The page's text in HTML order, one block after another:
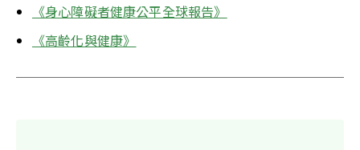
《身心障礙者健康公平全球報告》
《高齡化與健康》